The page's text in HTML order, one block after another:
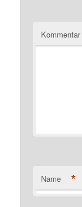
Kommentar
Name *